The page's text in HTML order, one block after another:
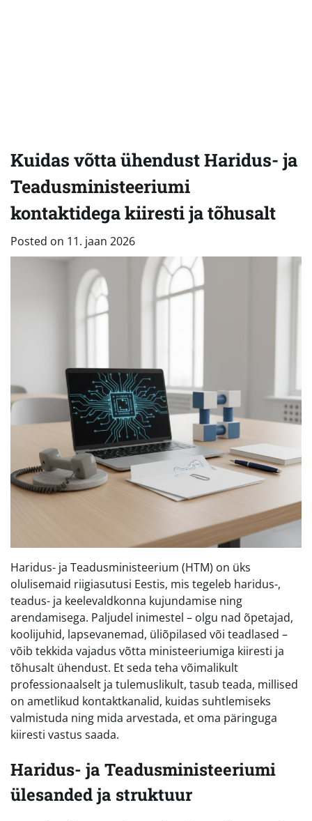
Kuidas võtta ühendust Haridus- ja
Teadusministeeriumi
kontaktidega kiiresti ja tõhusalt
Posted on 11. jaan 2026
Haridus- ja Teadusministeerium (HTM) on üks
olulisemaid riigiasutusi Eestis, mis tegeleb haridus-,
teadus- ja keelevaldkonna kujundamise ning
arendamisega. Paljudel inimestel – olgu nad õpetajad,
koolijuhid, lapsevanemad, üliõpilased või teadlased –
võib tekkida vajadus võtta ministeeriumiga kiiresti ja
tõhusalt ühendust. Et seda teha võimalikult
professionaalselt ja tulemuslikult, tasub teada, millised
on ametlikud kontaktkanalid, kuidas suhtlemiseks
valmistuda ning mida arvestada, et oma päringuga
kiiresti vastus saada.
Haridus- ja Teadusministeeriumi
ülesanded ja struktuur